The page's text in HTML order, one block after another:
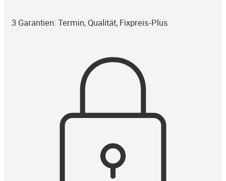
3 Garantien: Termin, Qualität, Fixpreis-Plus